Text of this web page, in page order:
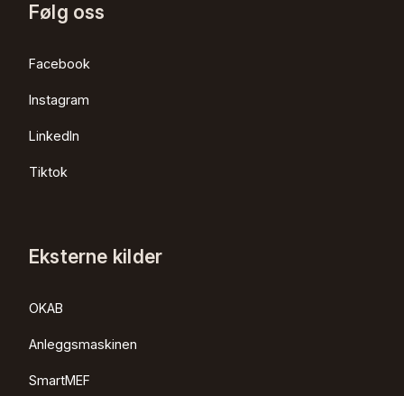
Følg oss
Facebook
Instagram
LinkedIn
Tiktok
Eksterne kilder
OKAB
Anleggsmaskinen
SmartMEF